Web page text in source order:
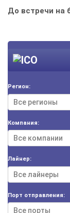
Регион:
Компания:
Лайнер:
Порт отправления:
До встречи на